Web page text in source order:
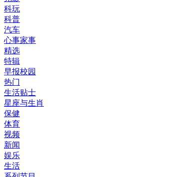
科玩
科普
汽车
心事家事
精选
特辑
早报校园
热门
生活贴士
星座与生肖
保健
体育
视频
新闻
娱乐
生活